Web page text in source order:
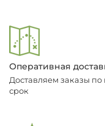
Оперативная
Доставляем заказы по
срок